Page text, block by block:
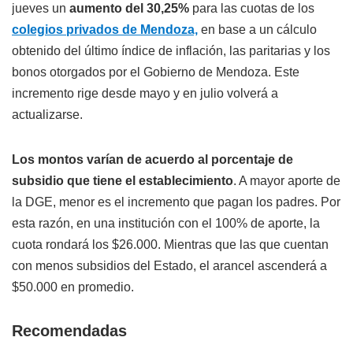
jueves un aumento del 30,25% para las cuotas de los
colegios privados de Mendoza, en base a un cálculo
obtenido del último índice de inflación, las paritarias y los
bonos otorgados por el Gobierno de Mendoza. Este
incremento rige desde mayo y en julio volverá a
actualizarse.
Los montos varían de acuerdo al porcentaje de
subsidio que tiene el establecimiento. A mayor aporte de
la DGE, menor es el incremento que pagan los padres. Por
esta razón, en una institución con el 100% de aporte, la
cuota rondará los $26.000. Mientras que las que cuentan
con menos subsidios del Estado, el arancel ascenderá a
$50.000 en promedio.
Recomendadas